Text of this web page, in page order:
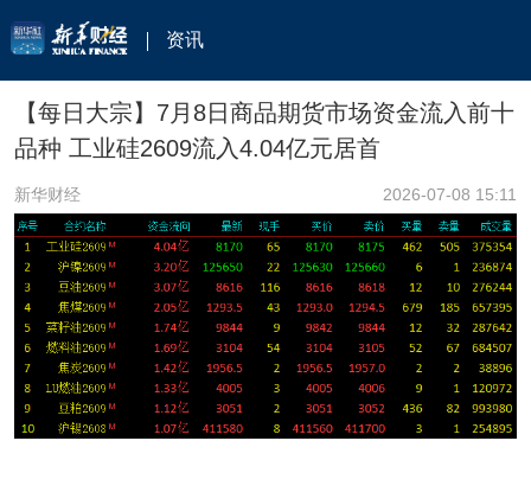
资讯
【每日大宗】7月8日商品期货市场资金流入前十
品种 工业硅2609流入4.04亿元居首
新华财经 2026-07-08 15:11